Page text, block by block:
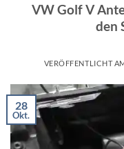
VW Golf V
den
VERÖFFENTLICHT
28
Okt.